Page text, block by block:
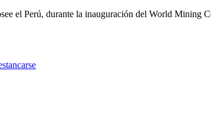
el Perú, durante la inauguración del World Mining